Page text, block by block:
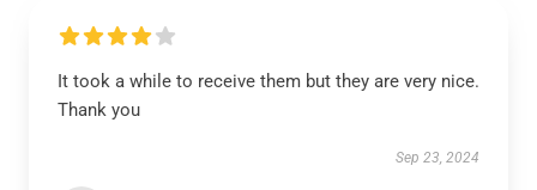
It took a while to receive them but they are very nice.
Thank you
Sep 23, 2024